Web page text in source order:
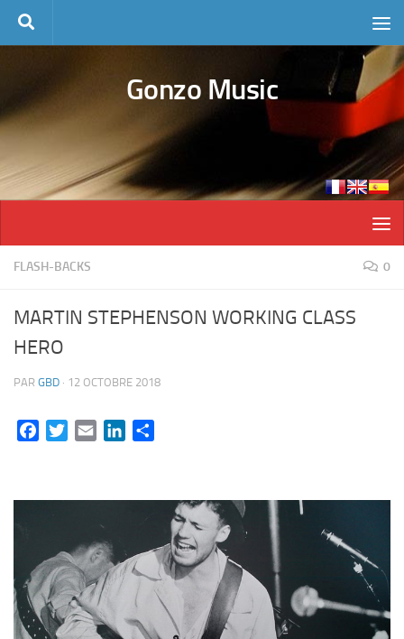
Skip to content
Gonzo Music
FLASH-BACKS 0
MARTIN STEPHENSON WORKING CLASS
HERO
PAR GBD · 12 OCTOBRE 2018
FacebookTwitterEmail LinkedIn